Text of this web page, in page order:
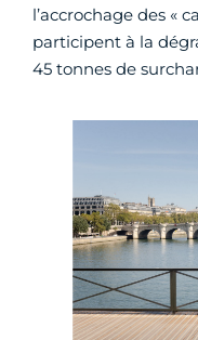
l’accrochage des «
participent à la
45 tonnes de